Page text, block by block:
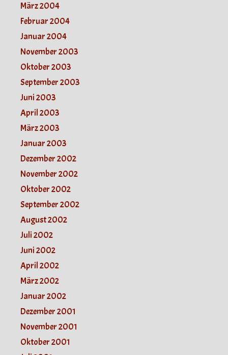
März 2004
Februar 2004
Januar 2004
November 2003
Oktober 2003
September 2003
Juni 2003
April 2003
März 2003
Januar 2003
Dezember 2002
November 2002
Oktober 2002
September 2002
August 2002
Juli 2002
Juni 2002
April 2002
März 2002
Januar 2002
Dezember 2001
November 2001
Oktober 2001